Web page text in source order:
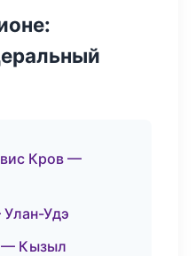
Кров —
Удэ
— Кызыл